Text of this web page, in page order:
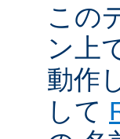
この
ン上
動作
して